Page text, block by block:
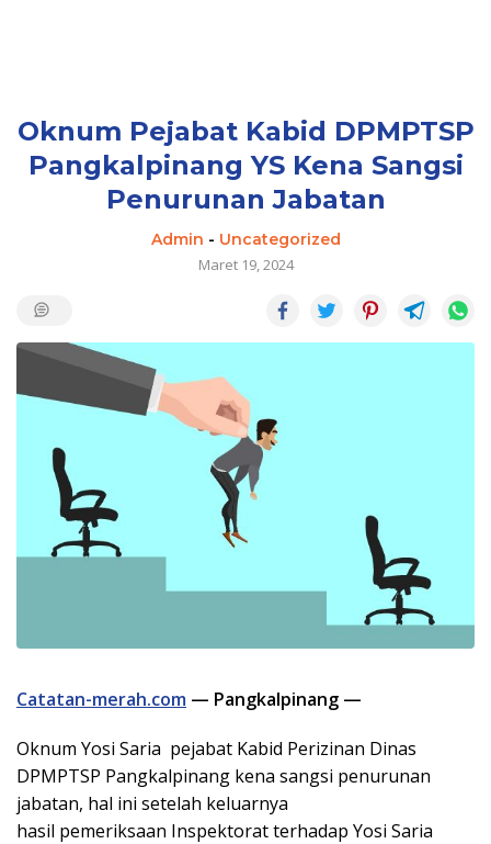
Oknum Pejabat Kabid DPMPTSP
Pangkalpinang YS Kena Sangsi
Penurunan Jabatan
Admin - Uncategorized
Maret 19, 2024
Catatan-merah.com — Pangkalpinang —
Oknum Yosi Saria pejabat Kabid Perizinan Dinas
DPMPTSP Pangkalpinang kena sangsi penurunan
jabatan, hal ini setelah keluarnya
hasil pemeriksaan Inspektorat terhadap Yosi Saria